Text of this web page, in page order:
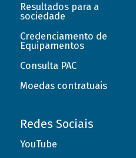
Resultados para a
sociedade
Credenciamento de
Equipamentos
Consulta PAC
Moedas contratuais
Redes Sociais
YouTube